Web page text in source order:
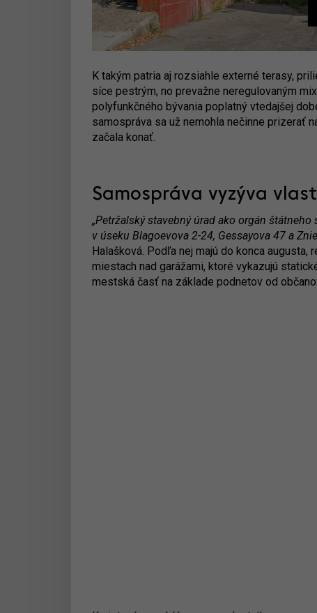
K takým patria aj rozsiahle externé terasy,
síce pestrým, no prevažne neregulovaným
polyfunkčného bývania poplatný vtedajšej
samospráva sa už nemohla nečinne prizerať
začala konať.
Samospráva vyzýva
„Petržalský stavebný úrad ako orgán
v úseku Blagoevova 2-24, Gessayova 47 a
Halašková. Podľa nej majú do konca
miestach nad garážami, ktoré vykazujú
mestská časť na základe podnetov od